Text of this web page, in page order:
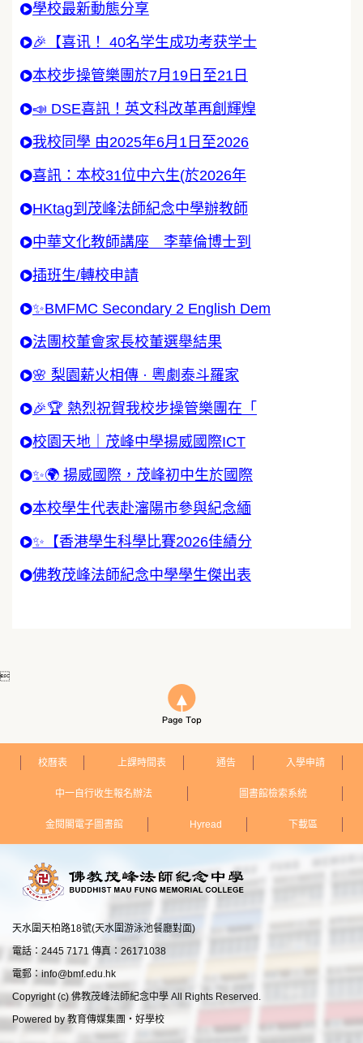
學校最新動態分享
🎉【喜讯！ 40名学生成功考获学士
本校步操管樂團於7月19日至21日
📣 DSE喜訊！英文科改革再創輝煌
我校同學 由2025年6月1日至2026
喜訊：本校31位中六生(於2026年
HKtag到茂峰法師紀念中學辦教師
中華文化教師講座 李華倫博士到
插班生/轉校申請
✨BMFMC Secondary 2 English Dem
法團校董會家長校董選舉結果
🌸 梨園薪火相傳 · 粵劇泰斗羅家
🎉🏆 熱烈祝賀我校步操管樂團在「
校園天地｜茂峰中學揚威國際ICT
✨🌍 揚威國際，茂峰初中生於國際
本校學生代表赴瀋陽市參與紀念緬
✨【香港學生科學比賽2026佳績分
佛教茂峰法師紀念中學學生傑出表

校曆表 上課時間表 通告 入學申請
中一自行收生報名辦法 圖書館檢索系統
金閱閣電子圖書館 Hyread 下載區
天水圍天柏路18號(天水圍游泳池餐廳對面)
電話：2445 7171 傳真：26171038
電郵：info@bmf.edu.hk
Copyright (c) 佛教茂峰法師紀念中學 All Rights Reserved.
Powered by教育傳媒集團 ‧ 好學校